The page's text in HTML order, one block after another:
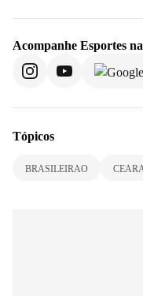
Acompanhe Esportes
Tópicos
BRASILEIRAO